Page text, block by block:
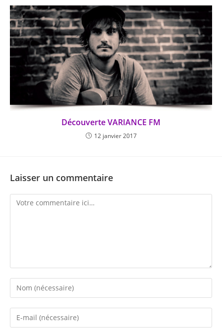
Découverte VARIANCE FM
12 janvier 2017
Laisser un commentaire